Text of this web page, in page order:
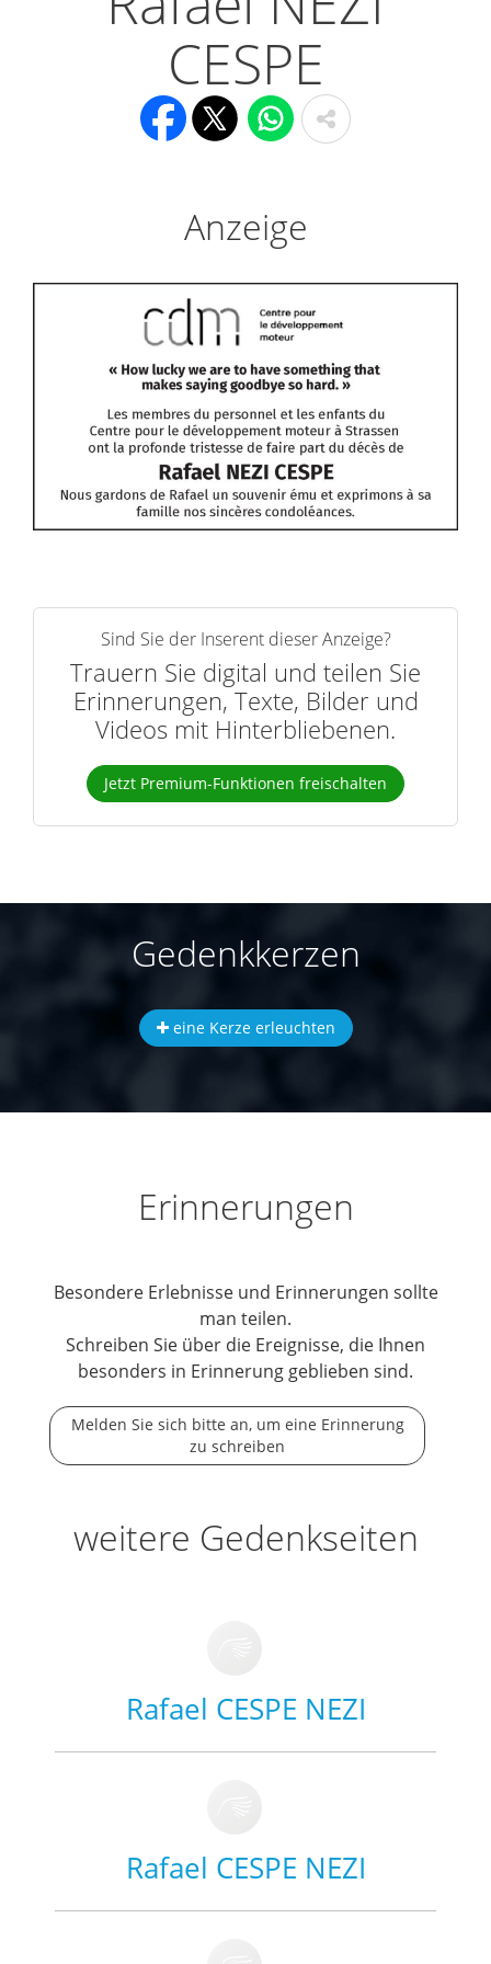
CESPE
Anzeige
Sind Sie der Inserent dieser Anzeige?
Trauern Sie digital und teilen Sie
Erinnerungen, Texte, Bilder und
Videos mit Hinterbliebenen.
Jetzt Premium-Funktionen freischalten
Gedenkkerzen
eine Kerze erleuchten
Erinnerungen
Besondere Erlebnisse und Erinnerungen sollte
man teilen.
Schreiben Sie über die Ereignisse, die Ihnen
besonders in Erinnerung geblieben sind.
Melden Sie sich bitte an, um eine Erinnerung
zu schreiben
weitere Gedenkseiten
Rafael CESPE NEZI
Rafael CESPE NEZI